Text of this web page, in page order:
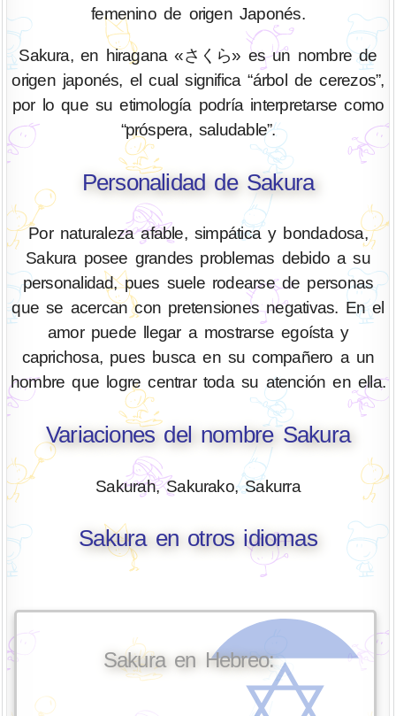
femenino de origen Japonés.
Sakura, en hiragana «さくら» es un nombre de
origen japonés, el cual significa “árbol de cerezos”,
por lo que su etimología podría interpretarse como
“próspera, saludable”.
Personalidad de Sakura
Por naturaleza afable, simpática y bondadosa,
Sakura posee grandes problemas debido a su
personalidad, pues suele rodearse de personas
que se acercan con pretensiones negativas. En el
amor puede llegar a mostrarse egoísta y
caprichosa, pues busca en su compañero a un
hombre que logre centrar toda su atención en ella.
Variaciones del nombre Sakura
Sakurah, Sakurako, Sakurra
Sakura en otros idiomas
Sakura en Hebreo: